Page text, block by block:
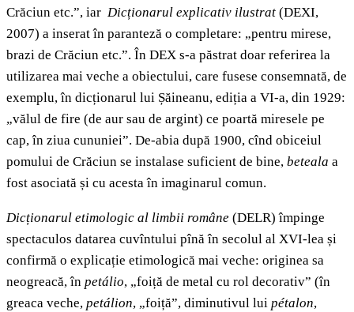
Crăciun etc.”, iar Dicționarul explicativ ilustrat (DEXI,
2007) a inserat în paranteză o completare: „pentru mirese,
brazi de Crăciun etc.”. În DEX s-a păstrat doar referirea la
utilizarea mai veche a obiectului, care fusese consemnată, de
exemplu, în dicționarul lui Șăineanu, ediția a VI-a, din 1929:
„vălul de fire (de aur sau de argint) ce poartă miresele pe
cap, în ziua cununiei”. De-abia după 1900, cînd obiceiul
pomului de Crăciun se instalase suficient de bine, beteala a
fost asociată și cu acesta în imaginarul comun.
Dicționarul etimologic al limbii române (DELR) împinge
spectaculos datarea cuvîntului pînă în secolul al XVI-lea și
confirmă o explicație etimologică mai veche: originea sa
neogreacă, în petálio, „foiță de metal cu rol decorativ” (în
greaca veche, petálion, „foiță”, diminutivul lui pétalon,